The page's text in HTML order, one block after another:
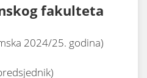
fakulteta
2024/25. godina)